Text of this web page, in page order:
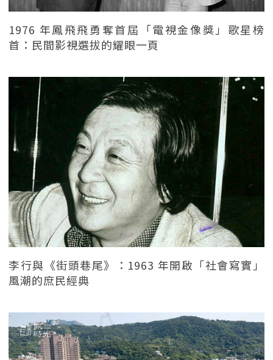
1976 年鳳飛飛勇奪首屆「電視金像獎」歌星榜
首：民間影視選拔的耀眼一頁
李行與《街頭巷尾》：1963 年開啟「社會寫實」
風潮的庶民經典